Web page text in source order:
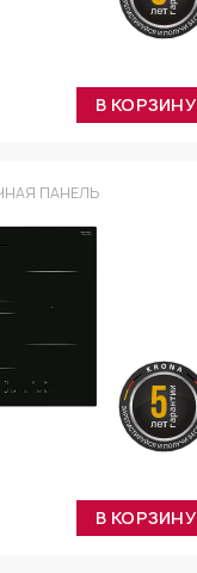
В КОРЗИНУ
ПАНЕЛЬ
В КОРЗИНУ